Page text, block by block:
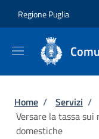
Regione Puglia
Briciole
Home / Servizi /
Versare la tassa
domestiche